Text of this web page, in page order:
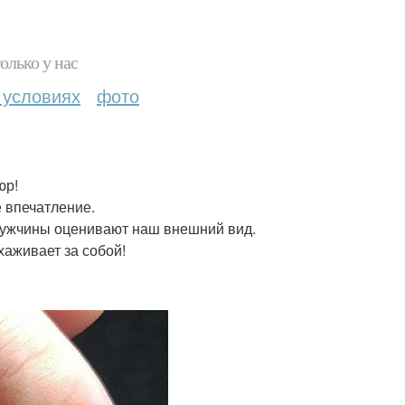
у нас
фото
оценивают наш внешний вид.
за собой!